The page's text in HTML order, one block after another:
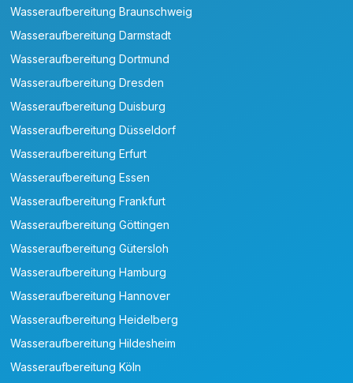
Wasseraufbereitung Braunschweig
Wasseraufbereitung Darmstadt
Wasseraufbereitung Dortmund
Wasseraufbereitung Dresden
Wasseraufbereitung Duisburg
Wasseraufbereitung Düsseldorf
Wasseraufbereitung Erfurt
Wasseraufbereitung Essen
Wasseraufbereitung Frankfurt
Wasseraufbereitung Göttingen
Wasseraufbereitung Gütersloh
Wasseraufbereitung Hamburg
Wasseraufbereitung Hannover
Wasseraufbereitung Heidelberg
Wasseraufbereitung Hildesheim
Wasseraufbereitung Köln